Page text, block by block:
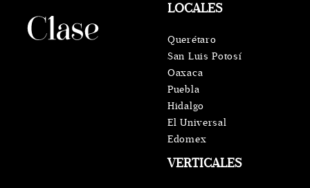
VERTICALES
LOCALES
Querétaro
San Luis Potosí
Oaxaca
Puebla
Hidalgo
El Universal
Edomex